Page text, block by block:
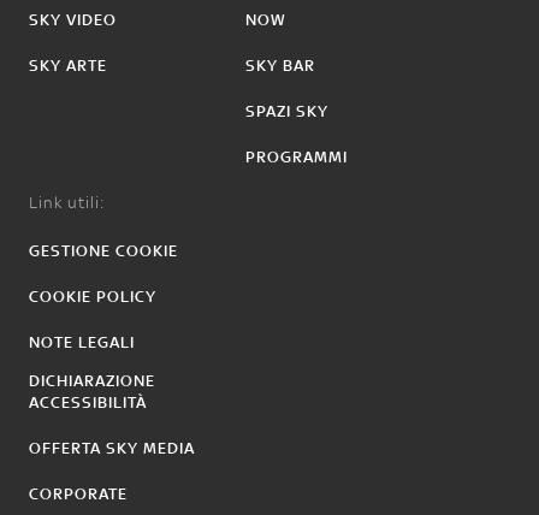
SKY VIDEO
SKY ARTE
NOW
SKY BAR
SPAZI SKY
PROGRAMMI
Link utili:
GESTIONE COOKIE
COOKIE POLICY
NOTE LEGALI
DICHIARAZIONE
ACCESSIBILITÀ
OFFERTA SKY MEDIA
CORPORATE